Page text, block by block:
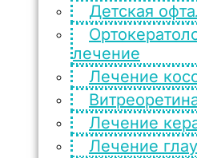
Детская
лечение
Лечение
Лечение
Лечение